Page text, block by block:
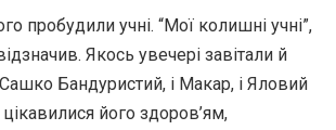
пробудили учні. “Мої колишні учні”,
Якось увечері завітали й
Бандуристий, і Макар, і Яловий
його здоров’ям,